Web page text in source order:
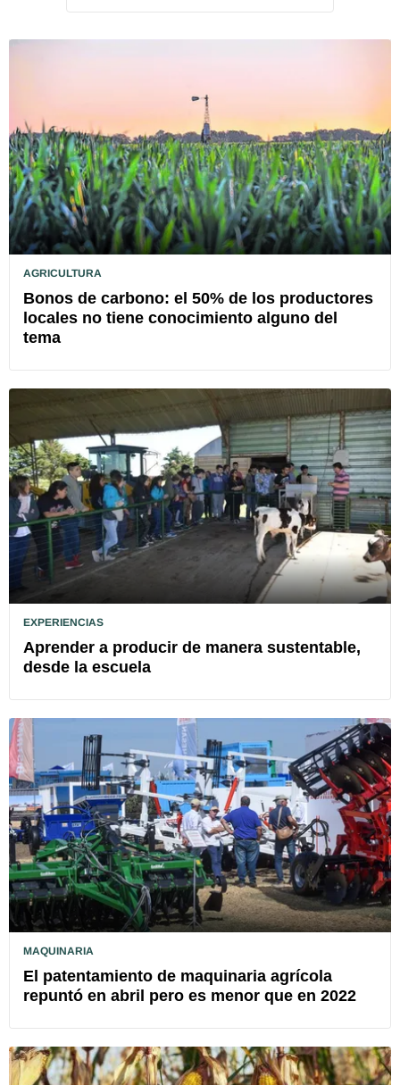
AGRICULTURA
Bonos de carbono: el 50% de los productores
locales no tiene conocimiento alguno del
tema
EXPERIENCIAS
Aprender a producir de manera sustentable,
desde la escuela
MAQUINARIA
El patentamiento de maquinaria agrícola
repuntó en abril pero es menor que en 2022